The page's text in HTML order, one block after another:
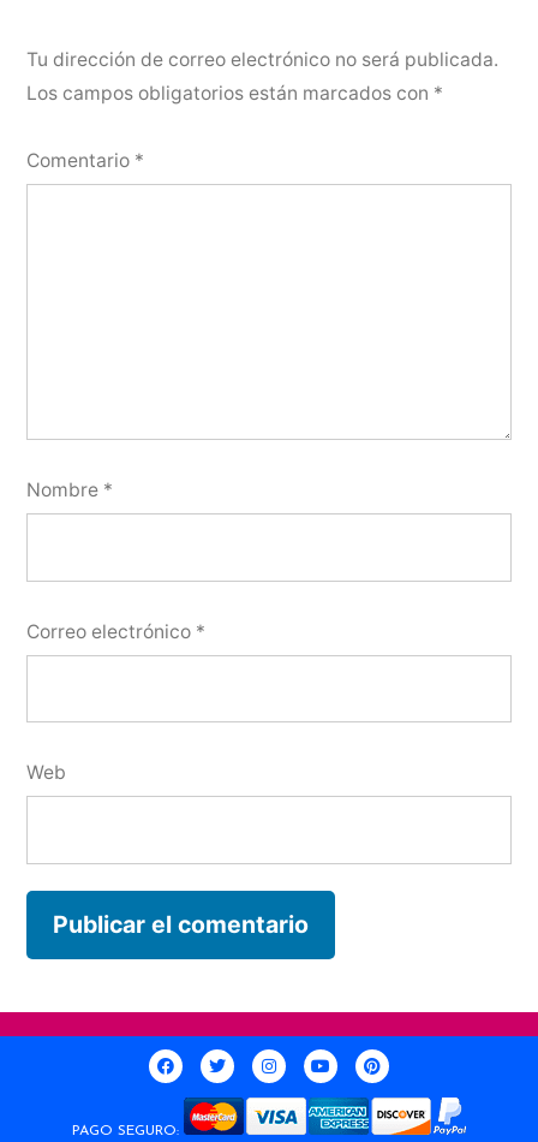
Tu dirección de correo electrónico no será publicada.
Los campos obligatorios están marcados con *
Comentario *
Nombre *
Correo electrónico *
Web
PAGO SEGURO: